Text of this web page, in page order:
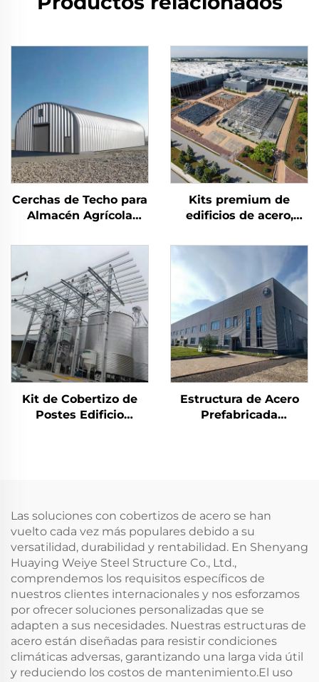
Cerchas de Techo para
Almacén Agrícola
Metal Cobertizo de
Acero Edificio de
Almacenamiento de
Acero Duradero
Kits premium de
edificios de acero,
edificios para
almacenes, costo de
edificios de acero
Kit de Cobertizo de
Postes Edificio
Estructura de Acero
Prefabricada
Edificio de Acero
Las soluciones con cobertizos de acero se han
vuelto cada vez más populares debido a su
versatilidad, durabilidad y rentabilidad. En Shenyang
Huaying Weiye Steel Structure Co., Ltd.,
comprendemos los requisitos específicos de
nuestros clientes internacionales y nos esforzamos
por ofrecer soluciones personalizadas que se
adapten a sus necesidades. Nuestras estructuras de
acero están diseñadas para resistir condiciones
climáticas adversas, garantizando una larga vida útil
y reduciendo los costos de mantenimiento.El uso